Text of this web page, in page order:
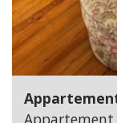
Appartement